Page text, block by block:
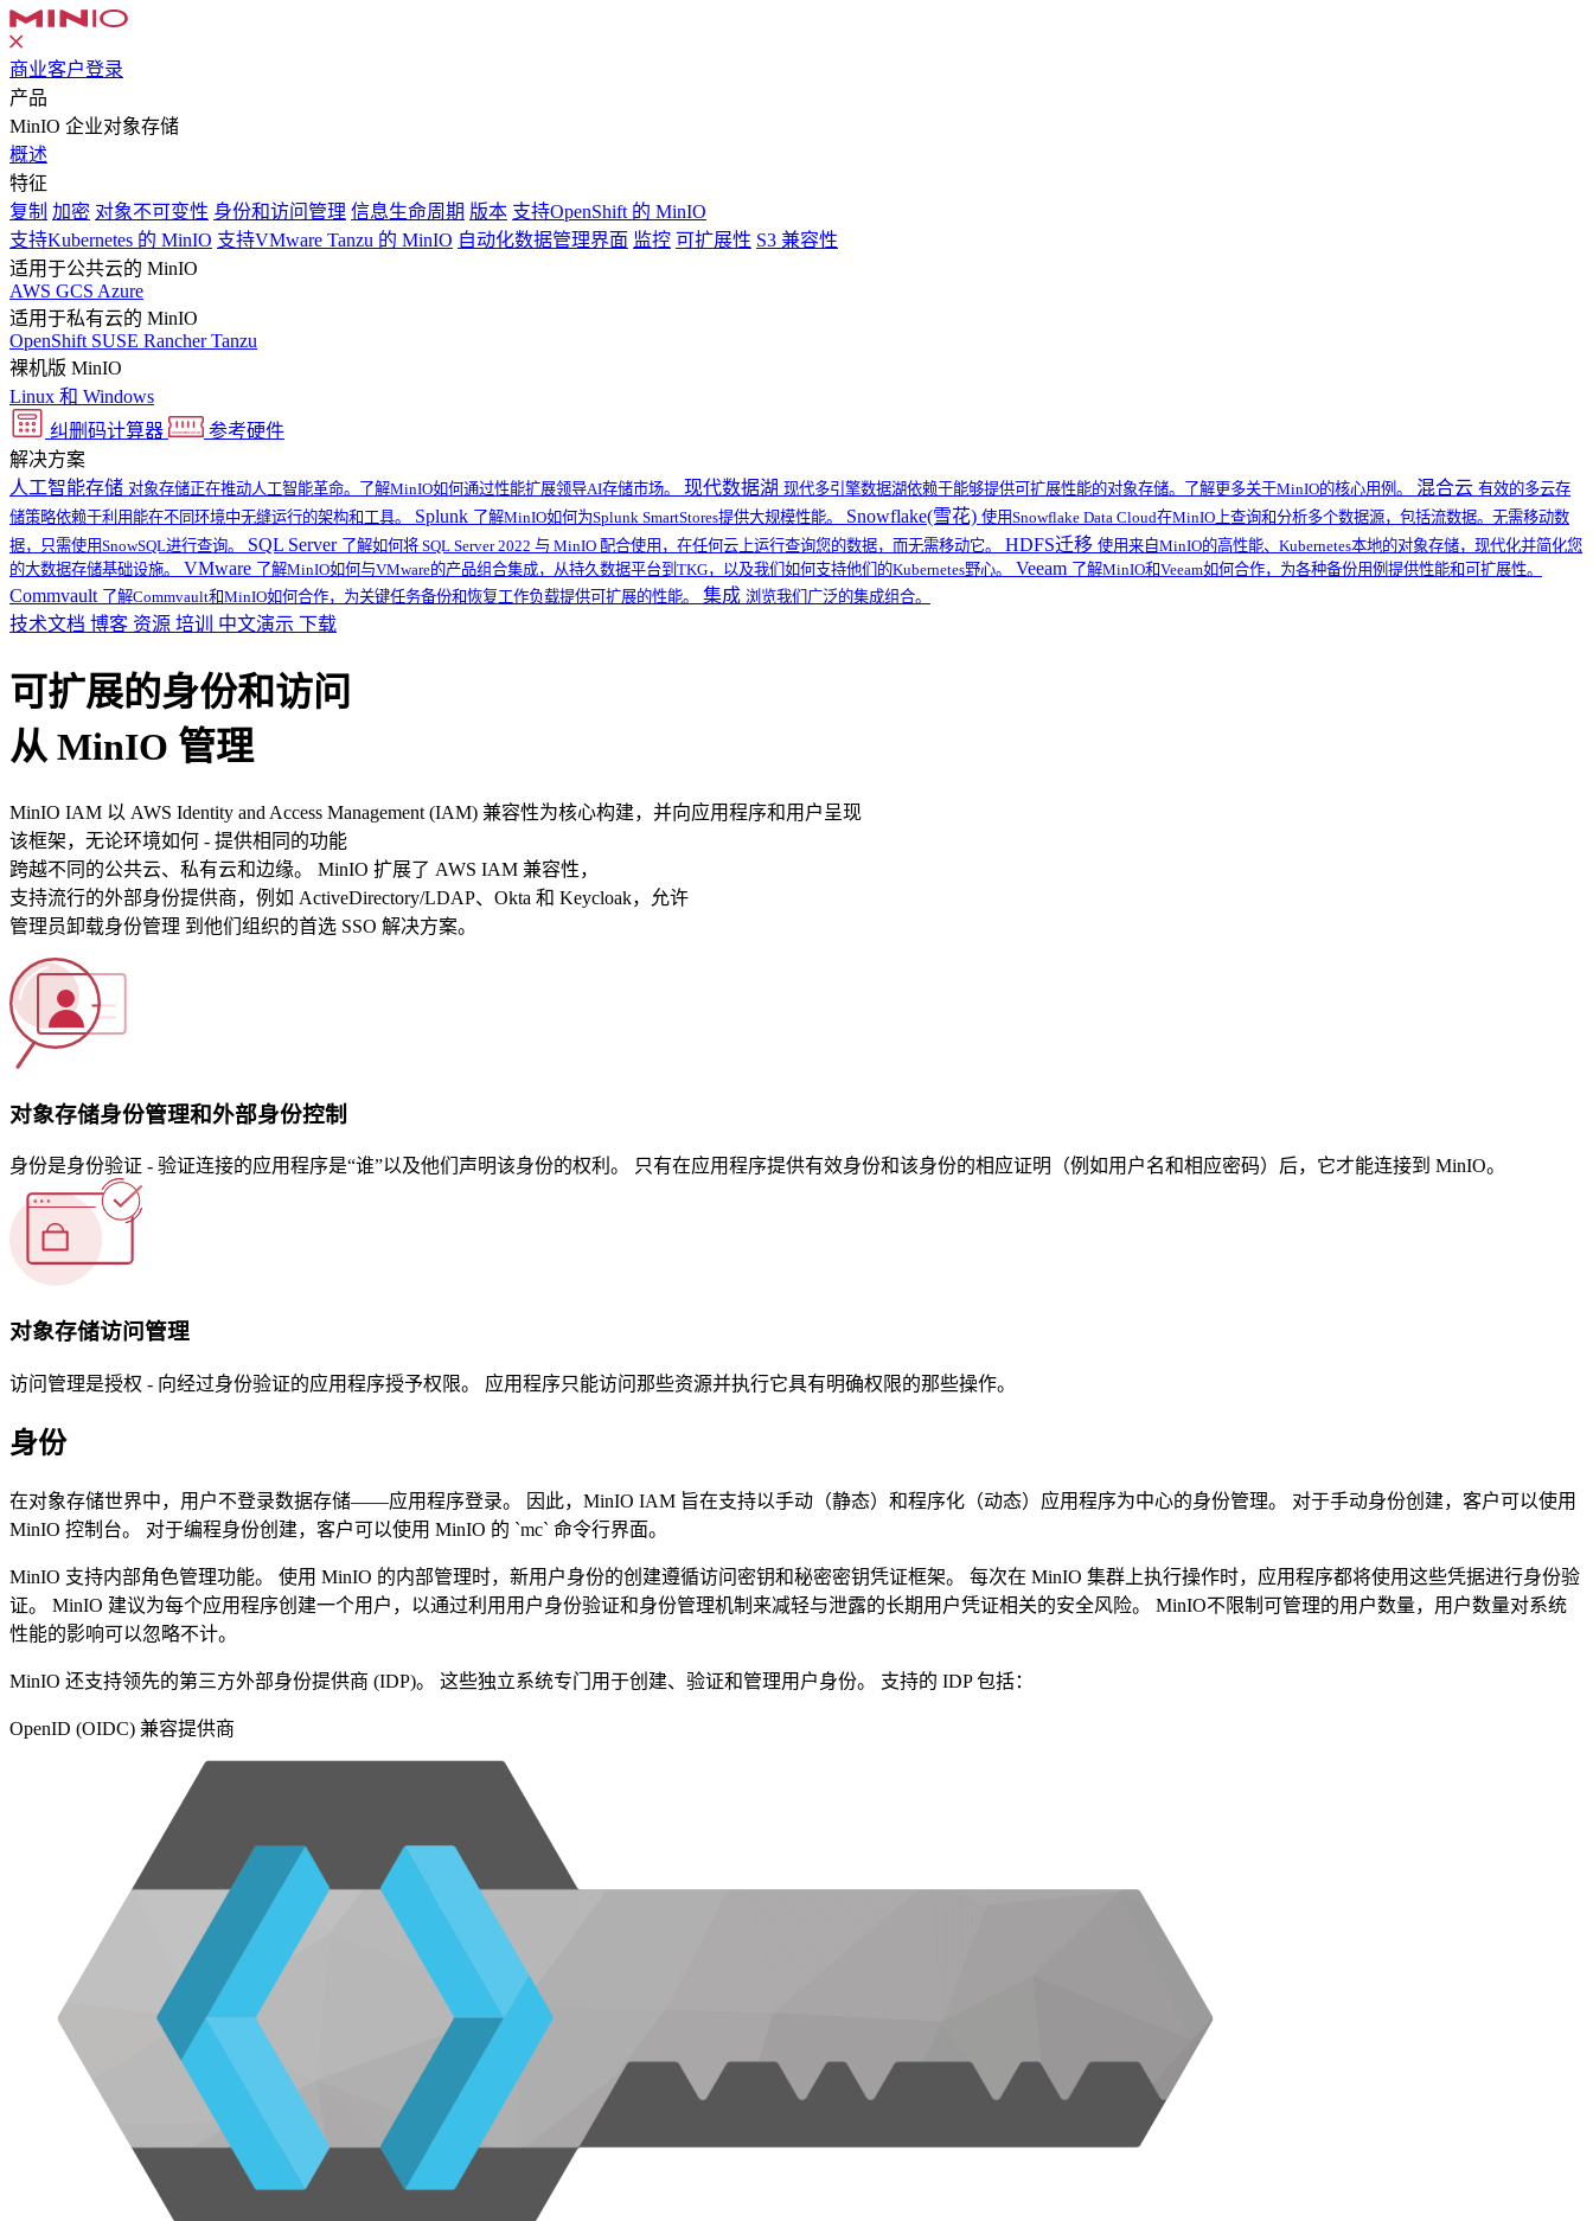
商业客户登录
产品
MinIO 企业对象存储
概述
特征
复制 加密 对象不可变性 身份和访问管理 信息生命周期 版本 支持OpenShift 的 MinIO
支持Kubernetes 的 MinIO 支持VMware Tanzu 的 MinIO 自动化数据管理界面 监控 可扩展性 S3 兼容性
适用于公共云的 MinIO
AWS GCS Azure
适用于私有云的 MinIO
OpenShift SUSE RancherTanzu
裸机版 MinIO
Linux 和 Windows
纠删码计算器
参考硬件
解决方案
人工智能存储 对象存储正在推动人工智能革命。了解MinIO如何通过性能扩展领导AI存储市场。 现代数据湖 现代多引擎数据湖依赖于能够提供可扩展性能的对象存储。了解更多关于MinIO的核心用例。 混合云 有效的多云存
储策略依赖于利用能在不同环境中无缝运行的架构和工具。
Splunk 了解MinIO如何为Splunk SmartStores提供大规模性能。 Snowflake(雪花) 使用Snowflake Data Cloud在MinIO上查询和分析多个数据源，包括流数据。无需移动数
据，只需使用SnowSQL进行查询。
SQL Server 了解如何将 SQL Server 2022 与 MinIO 配合使用，在任何云上运行查询您的数据，而无需移动它。 HDFS迁移 使用来自MinIO的高性能、Kubernetes本地的对象存储，现代化并简化您
的大数据存储基础设施。
VMware 了解MinIO如何与VMware的产品组合集成，从持久数据平台到TKG，以及我们如何支持他们的Kubernetes野心。 Veeam 了解MinIO和Veeam如何合作，为各种备份用例提供性能和可扩展性。
Commvault 了解Commvault和MinIO如何合作，为关键任务备份和恢复工作负载提供可扩展的性能。 集成 浏览我们广泛的集成组合。
技术文档 博客 资源 培训 中文演示 下载
可扩展的身份和访问
从 MinIO 管理
MinIO IAM 以 AWS Identity and Access Management (IAM) 兼容性为核心构建，并向应用程序和用户呈现
该框架，无论环境如何 - 提供相同的功能
跨越不同的公共云、私有云和边缘。 MinIO 扩展了 AWS IAM 兼容性，
支持流行的外部身份提供商，例如 ActiveDirectory/LDAP、Okta 和 Keycloak，允许
管理员卸载身份管理 到他们组织的首选 SSO 解决方案。
对象存储身份管理和外部身份控制
身份是身份验证 - 验证连接的应用程序是“谁”以及他们声明该身份的权利。 只有在应用程序提供有效身份和该身份的相应证明（例如用户名和相应密码）后，它才能连接到 MinIO。
对象存储访问管理
访问管理是授权 - 向经过身份验证的应用程序授予权限。 应用程序只能访问那些资源并执行它具有明确权限的那些操作。
身份
在对象存储世界中，用户不登录数据存储——应用程序登录。 因此，MinIO IAM 旨在支持以手动（静态）和程序化（动态）应用程序为中心的身份管理。 对于手动身份创建，客户可以使用
MinIO 控制台。 对于编程身份创建，客户可以使用 MinIO 的 `mc` 命令行界面。
MinIO 支持内部角色管理功能。 使用 MinIO 的内部管理时，新用户身份的创建遵循访问密钥和秘密密钥凭证框架。 每次在 MinIO 集群上执行操作时，应用程序都将使用这些凭据进行身份验
证。 MinIO 建议为每个应用程序创建一个用户，以通过利用用户身份验证和身份管理机制来减轻与泄露的长期用户凭证相关的安全风险。 MinIO不限制可管理的用户数量，用户数量对系统
性能的影响可以忽略不计。
MinIO 还支持领先的第三方外部身份提供商 (IDP)。 这些独立系统专门用于创建、验证和管理用户身份。 支持的 IDP 包括：
OpenID (OIDC) 兼容提供商